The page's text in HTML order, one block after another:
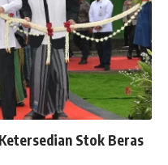
Stok Beras